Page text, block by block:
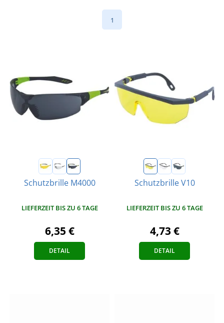
1
Schutzbrille M4000
LIEFERZEIT BIS ZU 6 TAGE
6,35 €
DETAIL
Schutzbrille V10
LIEFERZEIT BIS ZU 6 TAGE
4,73 €
DETAIL